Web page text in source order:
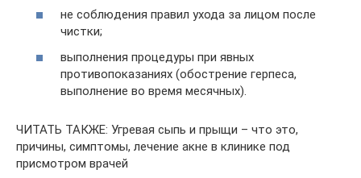
не соблюдения правил ухода за лицом после
чистки;
выполнения процедуры при явных
противопоказаниях (обострение герпеса,
выполнение во время месячных).
ЧИТАТЬ ТАКЖЕ: Угревая сыпь и прыщи – что это,
причины, симптомы, лечение акне в клинике под
присмотром врачей